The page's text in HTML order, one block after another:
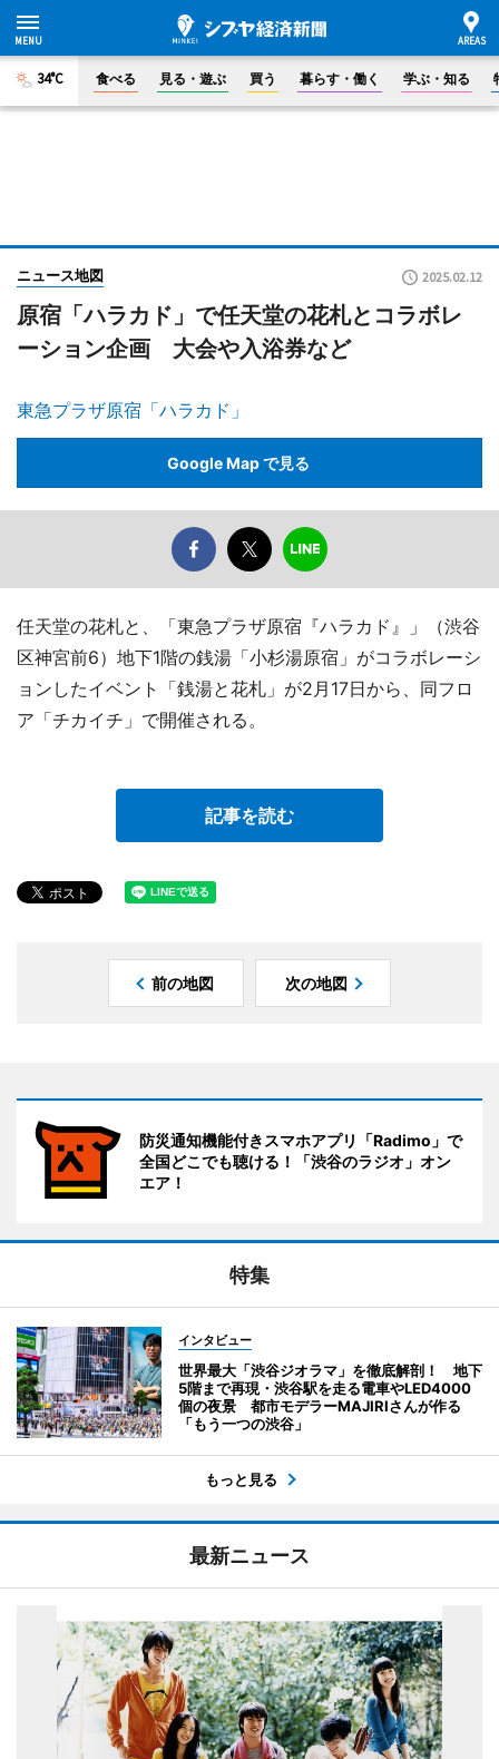
34°C 食べる 見る・遊ぶ 買う 暮らす・働く 学ぶ・知る
ニュース地図 2025.02.12
原宿「ハラカド」で任天堂の花札とコラボレ
ーション企画 大会や入浴券など
東急プラザ原宿「ハラカド」
Google Map で見る
任天堂の花札と、「東急プラザ原宿『ハラカド』」（渋谷
区神宮前6）地下1階の銭湯「小杉湯原宿」がコラボレーシ
ョンしたイベント「銭湯と花札」が2月17日から、同フロ
ア「チカイチ」で開催される。
記事を読む
前の地図 次の地図
防災通知機能付きスマホアプリ「Radimo」で
全国どこでも聴ける！「渋谷のラジオ」オン
エア！
特集
インタビュー
世界最大「渋谷ジオラマ」を徹底解剖！ 地下
5階まで再現・渋谷駅を走る電車やLED4000
個の夜景 都市モデラーMAJIRIさんが作る
「もう一つの渋谷」
もっと見る
最新ニュース